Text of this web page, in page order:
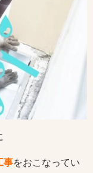
事をおこなってい